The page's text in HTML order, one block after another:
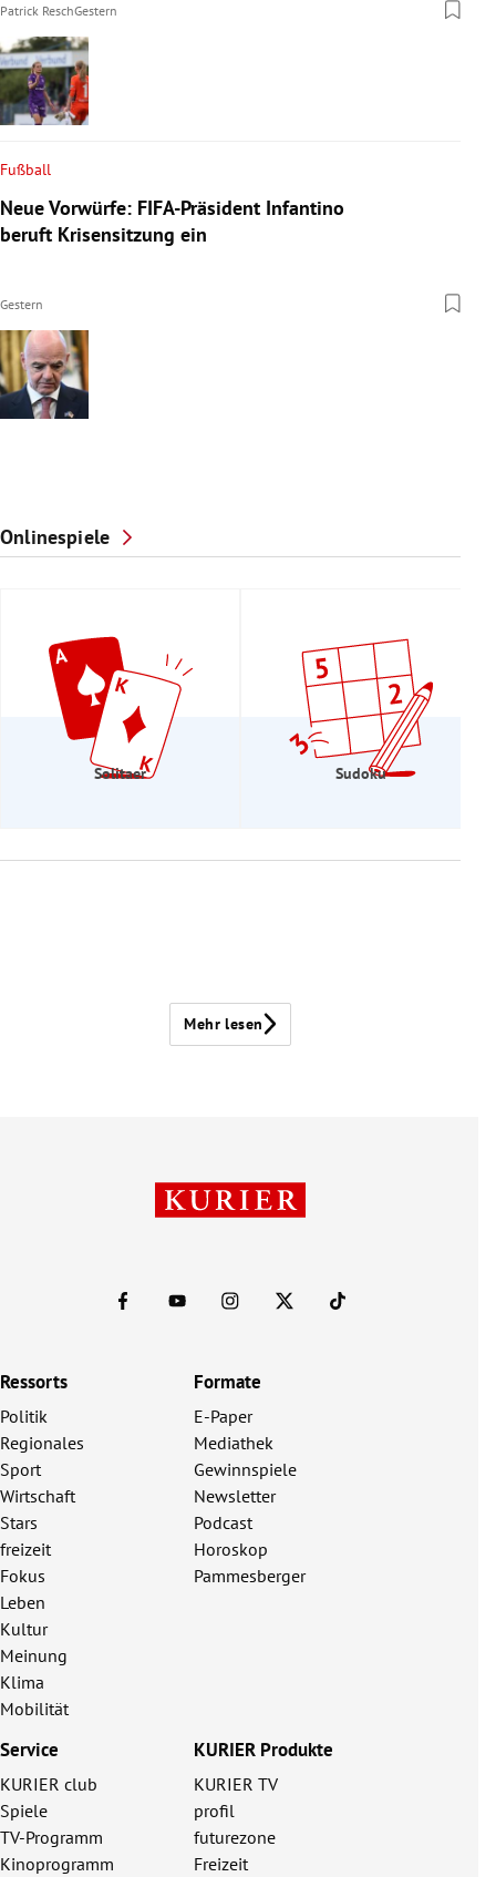
Patrick ReschGestern
Fußball
Neue Vorwürfe: FIFA-Präsident Infantino
beruft Krisensitzung ein
Gestern
Onlinespiele
Solitaer Sudoku
Mehr lesen
Ressorts
Politik
Regionales
Sport
Wirtschaft
Stars
freizeit
Fokus
Leben
Kultur
Meinung
Klima
Mobilität
Formate
E-Paper
Mediathek
Gewinnspiele
Newsletter
Podcast
Horoskop
Pammesberger
Service
KURIER club
Spiele
TV-Programm
Kinoprogramm
KURIER Produkte
KURIER TV
profil
futurezone
Freizeit